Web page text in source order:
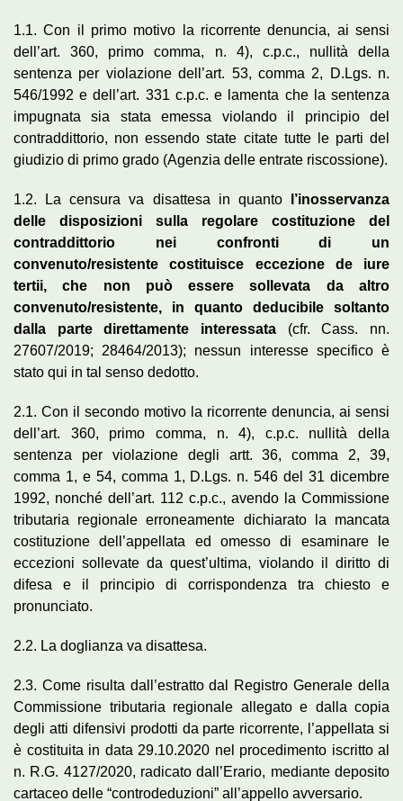
1.1. Con il primo motivo la ricorrente denuncia, ai sensi
dell’art. 360, primo comma, n. 4), c.p.c., nullità della
sentenza per violazione dell’art. 53, comma 2, D.Lgs. n.
546/1992 e dell’art. 331 c.p.c. e lamenta che la sentenza
impugnata sia stata emessa violando il principio del
contraddittorio, non essendo state citate tutte le parti del
giudizio di primo grado (Agenzia delle entrate riscossione).
1.2. La censura va disattesa in quanto
l’inosservanza
delle disposizioni sulla regolare costituzione del
contraddittorio nei confronti di un
convenuto/resistente costituisce eccezione de iure
tertii, che non può essere sollevata da altro
convenuto/resistente, in quanto deducibile soltanto
dalla parte direttamente interessata (cfr. Cass. nn.
27607/2019; 28464/2013); nessun interesse specifico è
stato qui in tal senso dedotto.
2.1. Con il secondo motivo la ricorrente denuncia, ai sensi
dell’art. 360, primo comma, n. 4), c.p.c. nullità della
sentenza per violazione degli artt. 36, comma 2, 39,
comma 1, e 54, comma 1, D.Lgs. n. 546 del 31 dicembre
1992, nonché dell’art. 112 c.p.c., avendo la Commissione
tributaria regionale erroneamente dichiarato la mancata
costituzione dell’appellata ed omesso di esaminare le
eccezioni sollevate da quest’ultima, violando il diritto di
difesa e il principio di corrispondenza tra chiesto e
pronunciato.
2.2. La doglianza va disattesa.
2.3. Come risulta dall’estratto dal Registro Generale della
Commissione tributaria regionale allegato e dalla copia
degli atti difensivi prodotti da parte ricorrente, l’appellata si
è costituita in data 29.10.2020 nel procedimento iscritto al
n. R.G. 4127/2020, radicato dall’Erario, mediante deposito
cartaceo delle “controdeduzioni” all’appello avversario.